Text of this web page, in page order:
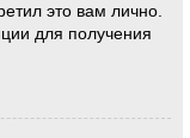
это вам лично.
для получения